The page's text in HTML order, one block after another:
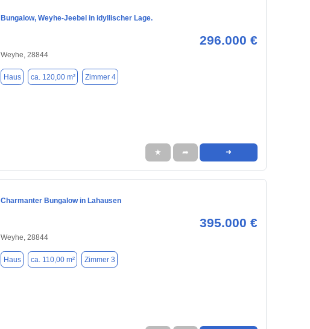
Bungalow, Weyhe-Jeebel in idyllischer Lage.
296.000 €
Weyhe, 28844
Haus ca. 120,00 m² Zimmer 4
★ ➦ ➜
Charmanter Bungalow in Lahausen
395.000 €
Weyhe, 28844
Haus ca. 110,00 m² Zimmer 3